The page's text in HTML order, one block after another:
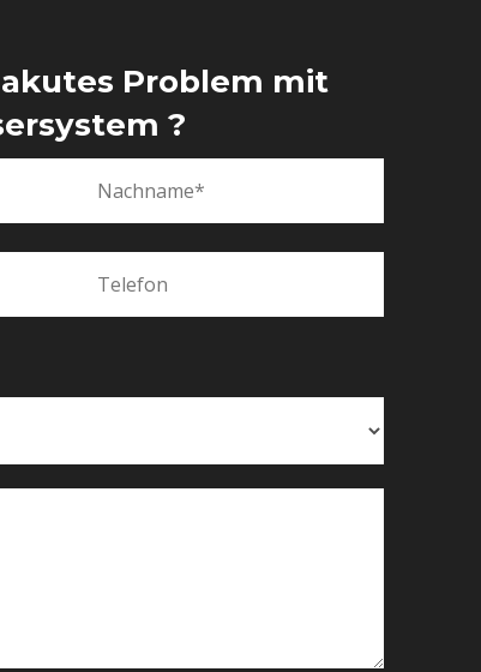
Problem mit
?